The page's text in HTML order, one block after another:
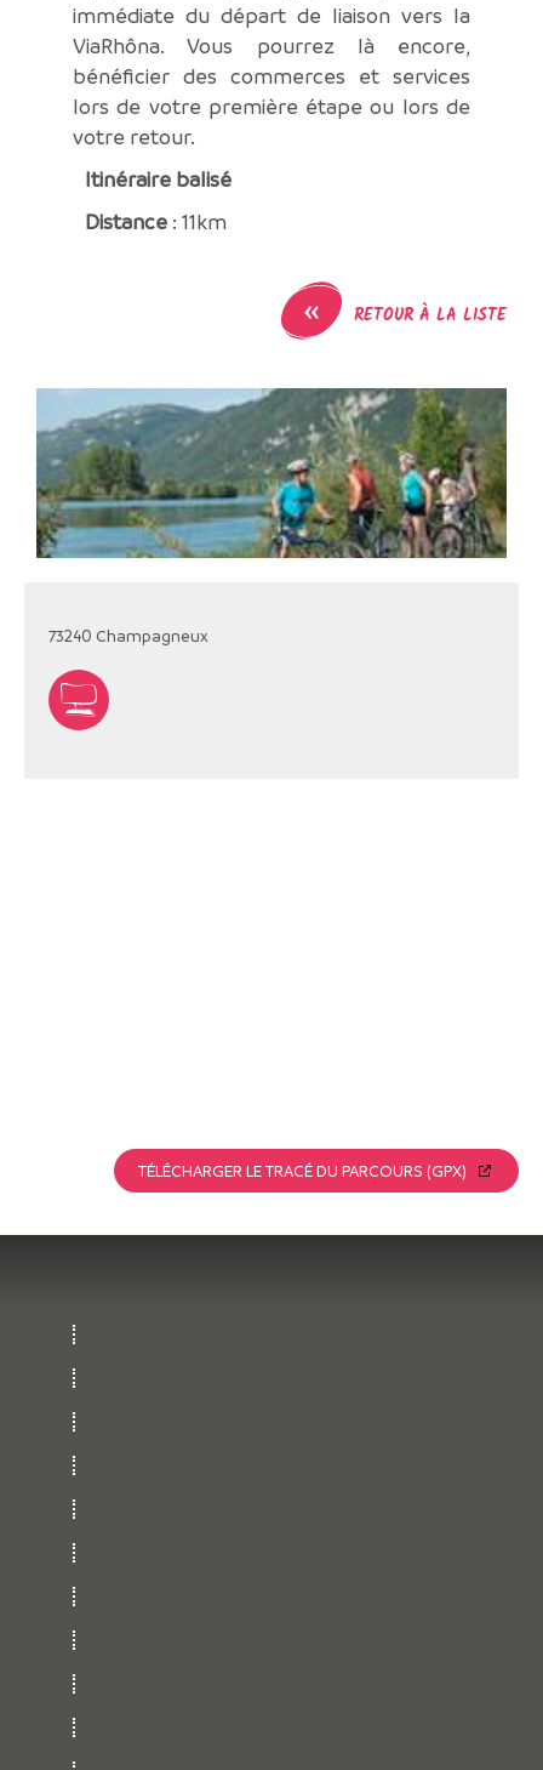
immédiate du départ de liaison vers la
ViaRhôna. Vous pourrez là encore,
bénéficier des commerces et services
lors de votre première étape ou lors de
votre retour.
Itinéraire balisé
Distance : 11km
« RETOUR À LA LISTE
73240 Champagneux
TÉLÉCHARGER LE TRACÉ DU PARCOURS (GPX)